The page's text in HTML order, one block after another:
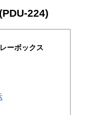
224)
ーボックス